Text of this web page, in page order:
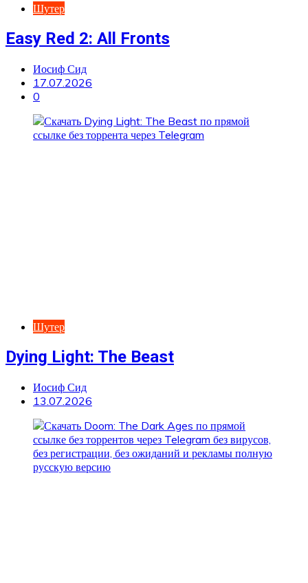
Шутер
Easy Red 2: All Fronts
Иосиф Сид
17.07.2026
0
Шутер
Dying Light: The Beast
Иосиф Сид
13.07.2026